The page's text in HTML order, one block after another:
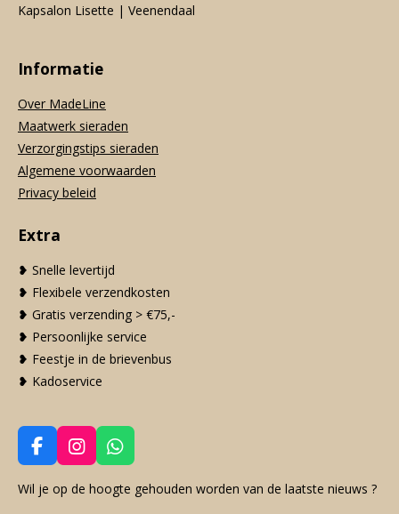
Kapsalon Lisette | Veenendaal
Informatie
Over MadeLine
Maatwerk sieraden
Verzorgingstips sieraden
Algemene voorwaarden
Privacy beleid
Extra
❥ Snelle levertijd
❥ Flexibele verzendkosten
❥ Gratis verzending > €75,-
❥ Persoonlijke service
❥ Feestje in de brievenbus
❥ Kadoservice
F
a
c
I
n
s
W
h
a
Wil je op de hoogte gehouden worden van de laatste nieuws ?